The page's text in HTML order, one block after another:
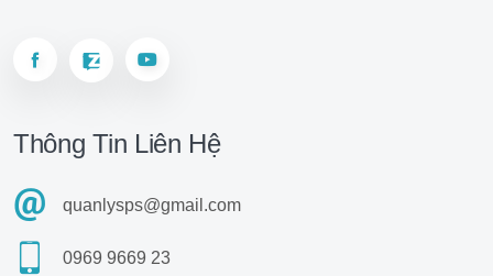
Thông Tin Liên Hệ
quanlysps@gmail.com
0969 9669 23